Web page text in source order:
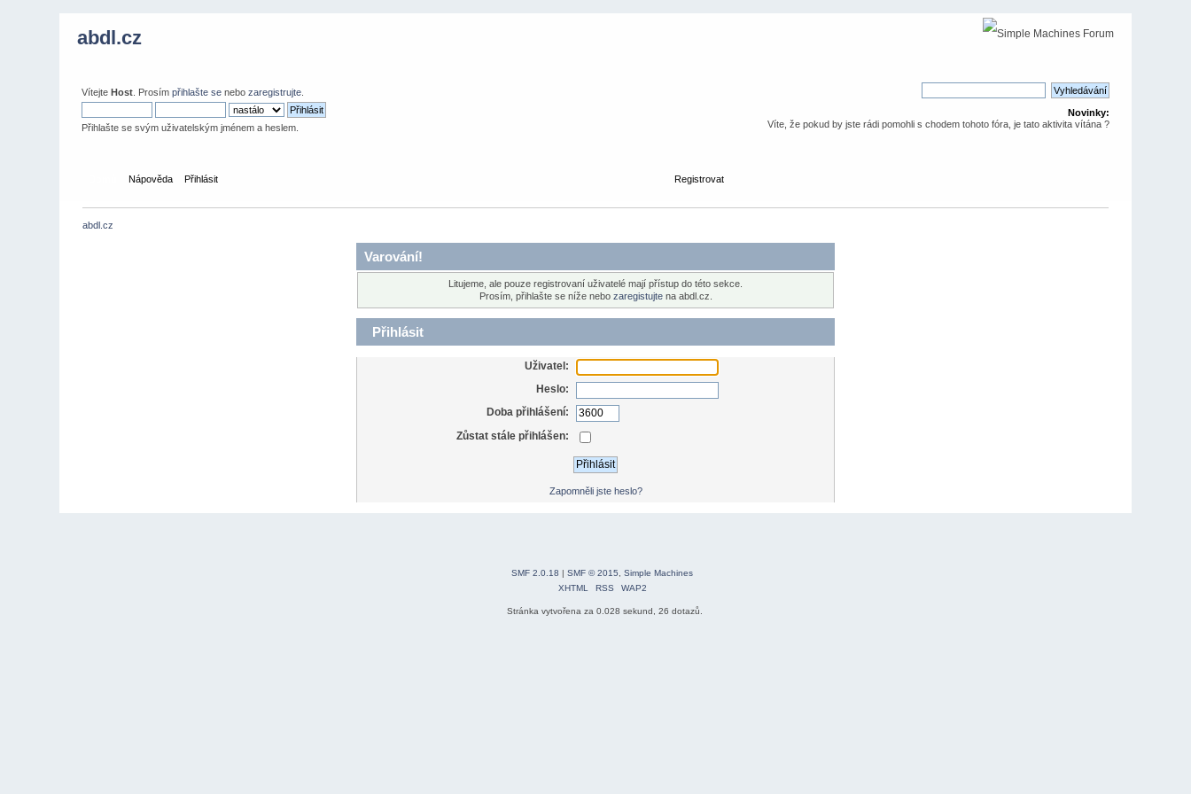
abdl.cz
VítejteHost . Prosímpřihlašte se nebozaregistrujte
Přihlašte se svým uživatelským jménem a heslem.
Novinky:
Víte, že pokud by jste rádi pomohli s chodem tohoto fóra, je tato aktivita vítána ?
Nápověda Přihlásit Registrovat
abdl.cz
Varování!
Litujeme, ale pouze registrovaní uživatelé mají přístup do této sekce.
Prosím, přihlašte se níže nebo zaregistujtena abdl.cz.
Přihlásit
Uživatel:
Heslo:
Doba přihlášení:
Zůstat stále přihlášen:
Zapomněli jste heslo?
SMF 2.0.18 | SMF © 2015
Simple Machines
XHTML
RSS WAP2
Stránka vytvořena za 0.028 sekund, 26 dotazů.